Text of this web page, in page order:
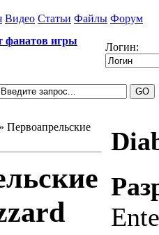
Видео Статьи Файлы Форум
фанатов игры
Логин:
» Первоапрельские